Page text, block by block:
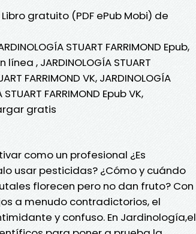
gratuito (PDF ePub Mobi) de
STUART FARRIMOND Epub,
línea , JARDINOLOGÍA STUART
FARRIMOND VK, JARDINOLOGÍA
FARRIMOND Epub VK,
gratis
como un profesional ¿Es
usar pesticidas? ¿Cómo y cuándo
florecen pero no dan fruto? Con
a menudo contradictorios, el
y confuso. En Jardinología,el